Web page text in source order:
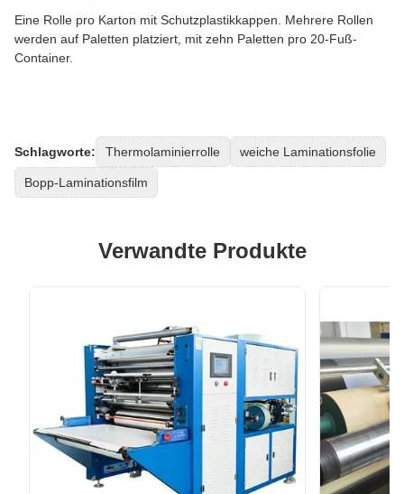
Eine Rolle pro Karton mit Schutzplastikkappen. Mehrere Rollen
werden auf Paletten platziert, mit zehn Paletten pro 20-Fuß-
Container.
Schlagworte: Thermolaminierrolle weiche Laminationsfolie
Bopp-Laminationsfilm
Verwandte Produkte